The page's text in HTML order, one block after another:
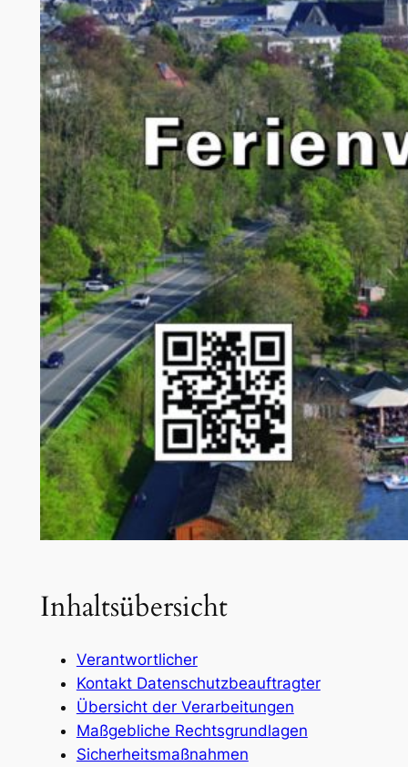
Inhaltsübersicht
Verantwortlicher
Kontakt Datenschutzbeauftragter
Übersicht der Verarbeitungen
Maßgebliche Rechtsgrundlagen
Sicherheitsmaßnahmen